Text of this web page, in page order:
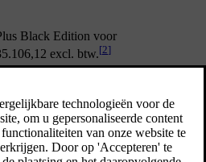
Black Edition voor
excl. btw.[2]